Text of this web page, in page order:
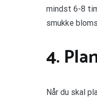
mindst 6-8
smukke
4.
Når du skal